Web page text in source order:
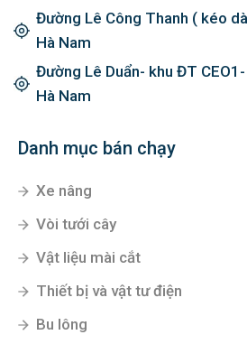
Đường Lê Công Thanh ( kéo
Hà Nam
Đường Lê Duẩn- khu ĐT
Hà Nam
Danh mục bán chạy
Xe nâng
Vòi tưới cây
Vật liệu mài cắt
Thiết bị và vật tư điện
Bu lông